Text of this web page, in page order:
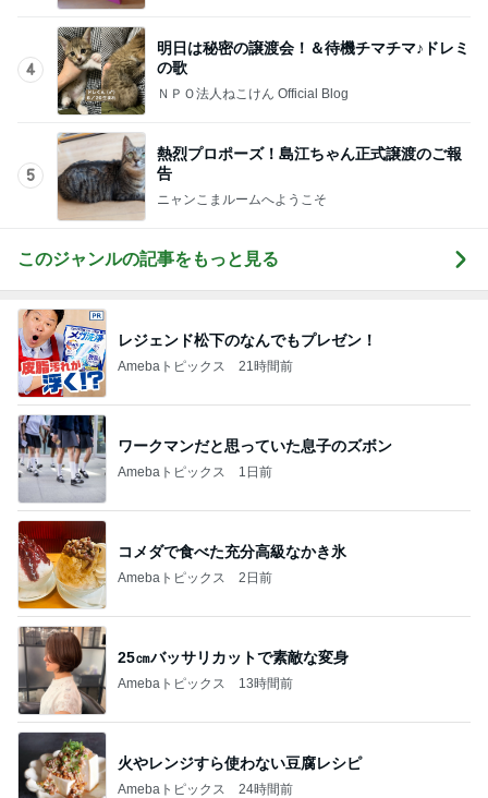
4
明日は秘密の譲渡会！＆待機チマチマ♪ドレミ
の歌
ＮＰＯ法人ねこけん Official Blog
5
熱烈プロポーズ！島江ちゃん正式譲渡のご報
告
ニャンこまルームへようこそ
このジャンルの記事をもっと見る
レジェンド松下のなんでもプレゼン！
Amebaトピックス 21時間前
ワークマンだと思っていた息子のズボン
Amebaトピックス 1日前
コメダで食べた充分高級なかき氷
Amebaトピックス 2日前
25㎝バッサリカットで素敵な変身
Amebaトピックス 13時間前
火やレンジすら使わない豆腐レシピ
Amebaトピックス 24時間前